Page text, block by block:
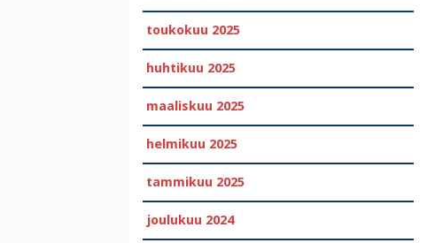
toukokuu 2025
huhtikuu 2025
maaliskuu 2025
helmikuu 2025
tammikuu 2025
joulukuu 2024